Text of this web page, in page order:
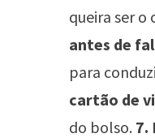
queira ser
antes de
para
cartão de
do bolso. 7.